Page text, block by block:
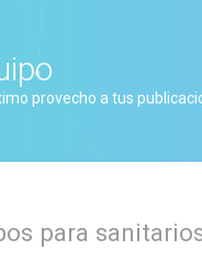
provecho a tus
para